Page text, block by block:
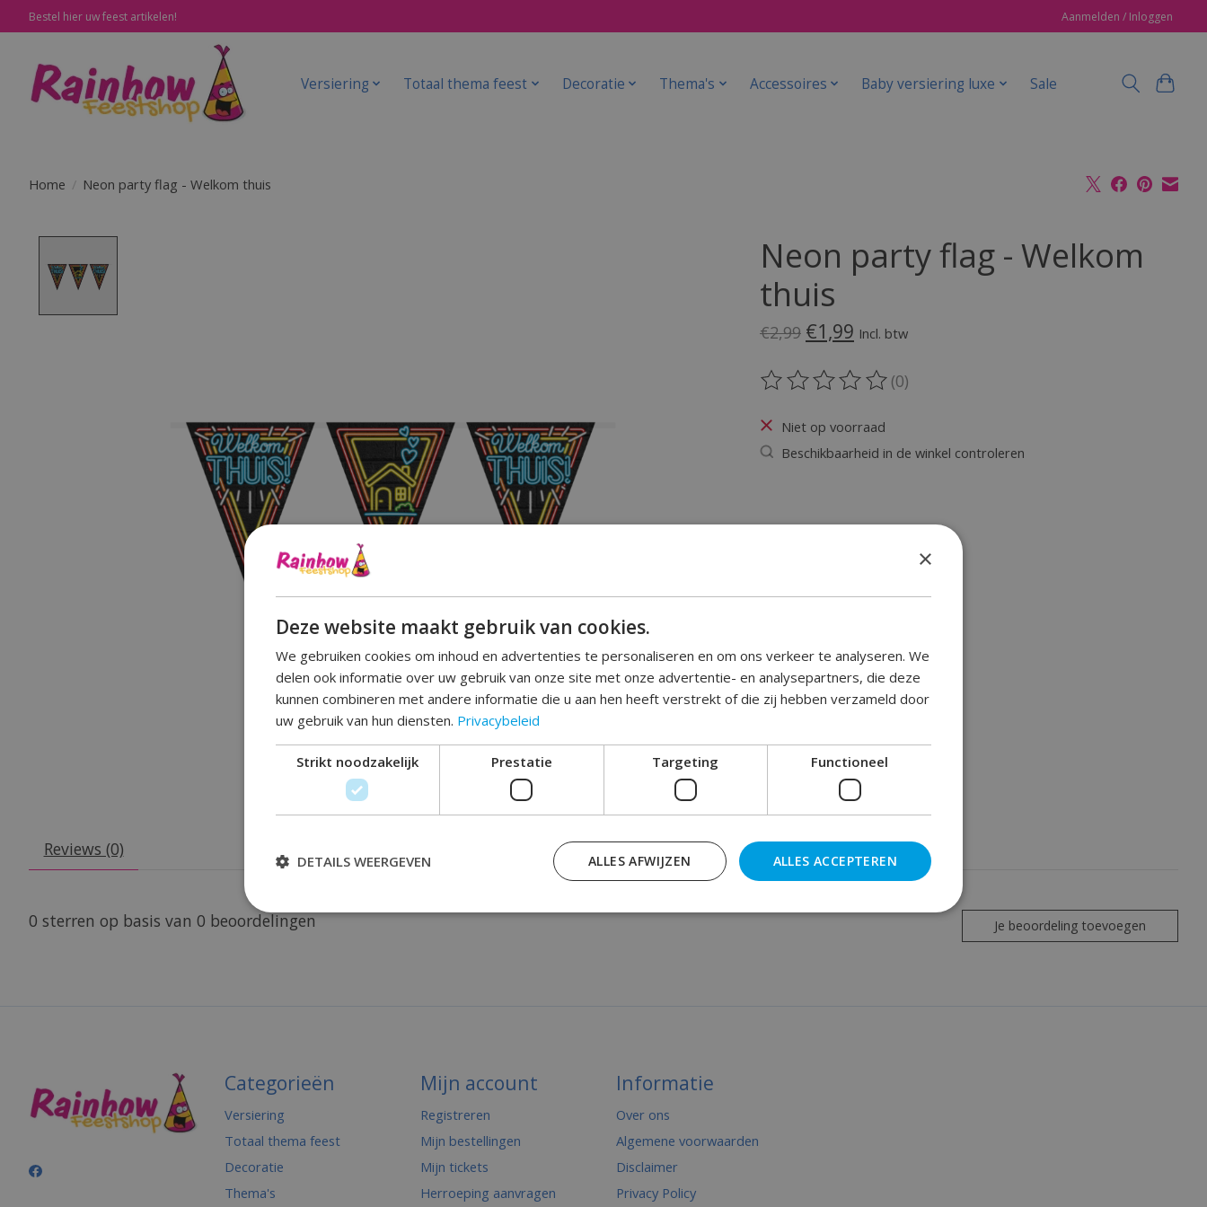
Bestel hier uw feest artikelen! Aanmelden / Inloggen
Versiering Totaal thema feest Decoratie Thema's Accessoires Baby versiering luxe Sale
Home / Neon party flag - Welkom thuis
Neon party flag - Welkom
thuis
€2,99 €1,99 Incl. btw
De beoordeling van dit product is
(0)
Niet op voorraad
Beschikbaarheid in de winkel controleren
Reviews (0)
0 sterren op basis van 0 beoordelingen Je beoordeling toevoegen
Categorieën
Versiering
Totaal thema feest
Decoratie
Thema's
Mijn account
Registreren
Mijn bestellingen
Mijn tickets
Herroeping aanvragen
Informatie
Over ons
Algemene voorwaarden
Disclaimer
Privacy Policy
×
Deze website maakt gebruik van cookies.
We gebruiken cookies om inhoud en advertenties te personaliseren en om ons verkeer te analyseren. We
delen ook informatie over uw gebruik van onze site met onze advertentie- en analysepartners, die deze
kunnen combineren met andere informatie die u aan hen heeft verstrekt of die zij hebben verzameld door
uw gebruik van hun diensten. Privacybeleid
Strikt noodzakelijk Prestatie Targeting Functioneel
ALLES ACCEPTEREN
ALLES AFWIJZEN
DETAILS WEERGEVEN